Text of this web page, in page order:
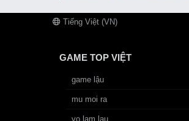
Tiếng Việt (VN)
GAME TOP VIỆT
game lậu
mu moi ra
vo lam lau